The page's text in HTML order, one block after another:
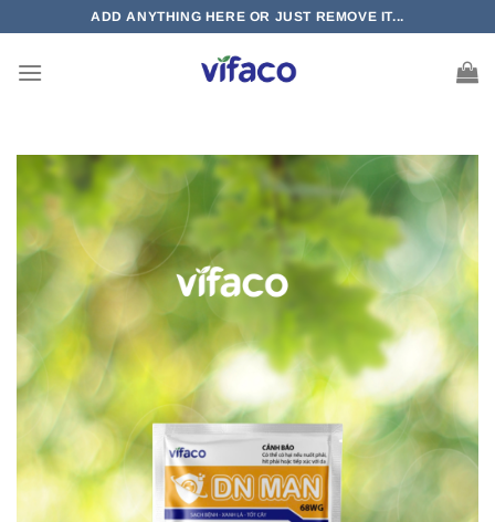
nội
ADD ANYTHING HERE OR JUST REMOVE IT...